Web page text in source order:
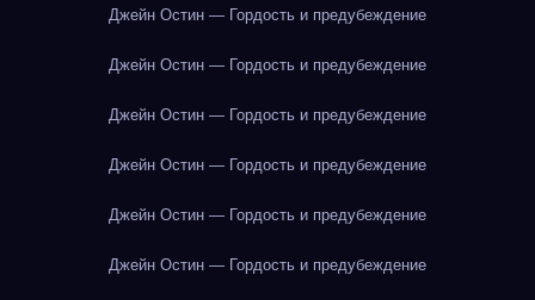
Джейн Остин — Гордость и предубеждение
Джейн Остин — Гордость и предубеждение
Джейн Остин — Гордость и предубеждение
Джейн Остин — Гордость и предубеждение
Джейн Остин — Гордость и предубеждение
Джейн Остин — Гордость и предубеждение